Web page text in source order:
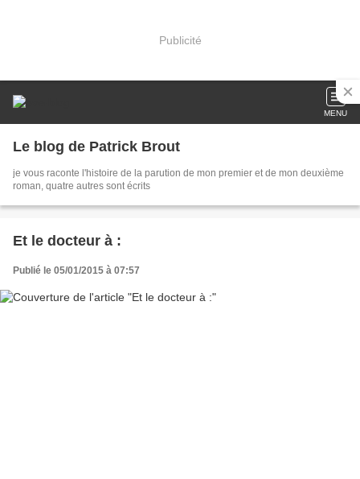
Publicité
MENU
Le blog de Patrick Brout
je vous raconte l'histoire de la parution de mon premier et de mon deuxième
roman, quatre autres sont écrits
Et le docteur à :
Publié le 05/01/2015 à 07:57